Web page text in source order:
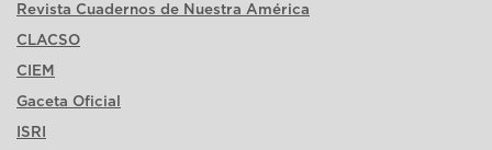
Revista Cuadernos de Nuestra América
CLACSO
CIEM
Gaceta Oficial
ISRI